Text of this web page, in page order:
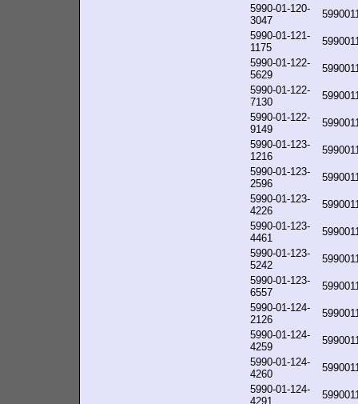
5990-01-120-
3047
5990-01-121-
1175
5990-01-122-
5629
5990-01-122-
7130
5990-01-122-
9149
5990-01-123-
1216
5990-01-123-
2596
5990-01-123-
4226
5990-01-123-
4461
5990-01-123-
5242
5990-01-123-
6557
5990-01-124-
2126
5990-01-124-
4259
5990-01-124-
4260
5990-01-124-
4291